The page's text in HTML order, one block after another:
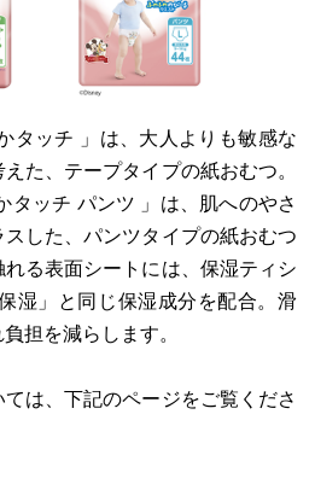
タッチ 」は、大人よりも敏感な
た、テープタイプの紙おむつ。
タッチ パンツ 」は、肌へのやさ
した、パンツタイプの紙おむつ
る表面シートには、保湿ティシ
湿」と同じ保湿成分を配合。滑
担を減らします。
ては、下記のページをご覧くださ